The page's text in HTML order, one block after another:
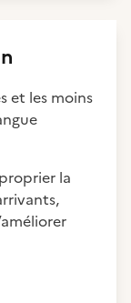
et les moins
la